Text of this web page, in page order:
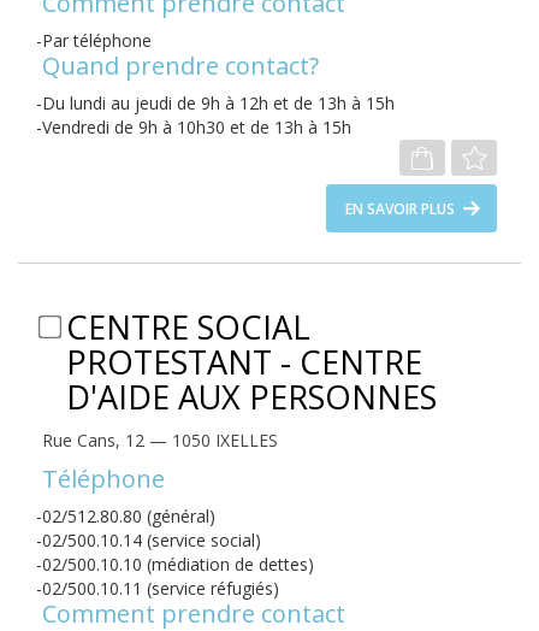
Par téléphone
Quand prendre contact?
Du lundi au jeudi de 9h à 12h et de 13h à 15h
Vendredi de 9h à 10h30 et de 13h à 15h
EN SAVOIR PLUS
CENTRE SOCIAL
PROTESTANT - CENTRE
D'AIDE AUX PERSONNES
Rue Cans, 12 — 1050 IXELLES
Téléphone
02/512.80.80 (général)
02/500.10.14 (service social)
02/500.10.10 (médiation de dettes)
02/500.10.11 (service réfugiés)
Comment prendre contact